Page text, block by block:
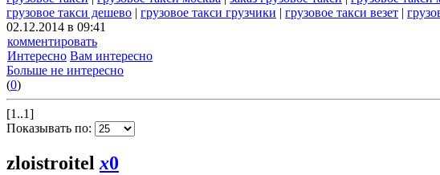
грузовое такси дешево | грузовое такси грузчики | грузовое такси везет |
02.12.2014 в 09:41
комментировать
Интересно Вам интересно
Больше не интересно
(0)
[1..1]
Показывать по:
zloistroitel x0